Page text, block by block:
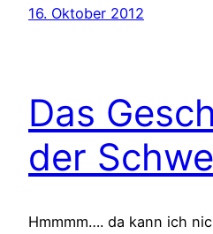
16. Oktober 2012
Das
der
Hmmmm…. da kann ich